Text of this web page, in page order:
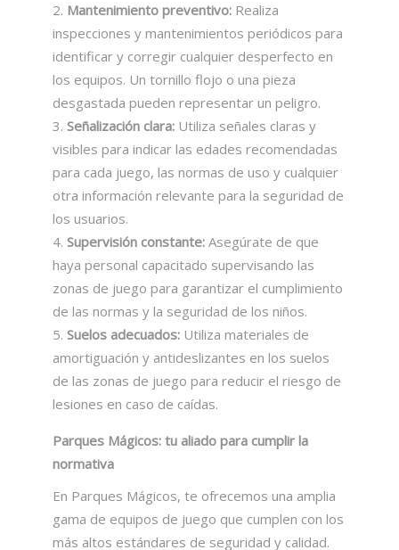
Mantenimiento preventivo: Realiza
inspecciones y mantenimientos periódicos para
identificar y corregir cualquier desperfecto en
los equipos. Un tornillo flojo o una pieza
desgastada pueden representar un peligro.
Señalización clara: Utiliza señales claras y
visibles para indicar las edades recomendadas
para cada juego, las normas de uso y cualquier
otra información relevante para la seguridad de
los usuarios.
Supervisión constante: Asegúrate de que
haya personal capacitado supervisando las
zonas de juego para garantizar el cumplimiento
de las normas y la seguridad de los niños.
Suelos adecuados: Utiliza materiales de
amortiguación y antideslizantes en los suelos
de las zonas de juego para reducir el riesgo de
lesiones en caso de caídas.
Parques Mágicos: tu aliado para cumplir la
normativa
En Parques Mágicos, te ofrecemos una amplia
gama de equipos de juego que cumplen con los
más altos estándares de seguridad y calidad.